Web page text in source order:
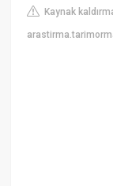
Kaynak